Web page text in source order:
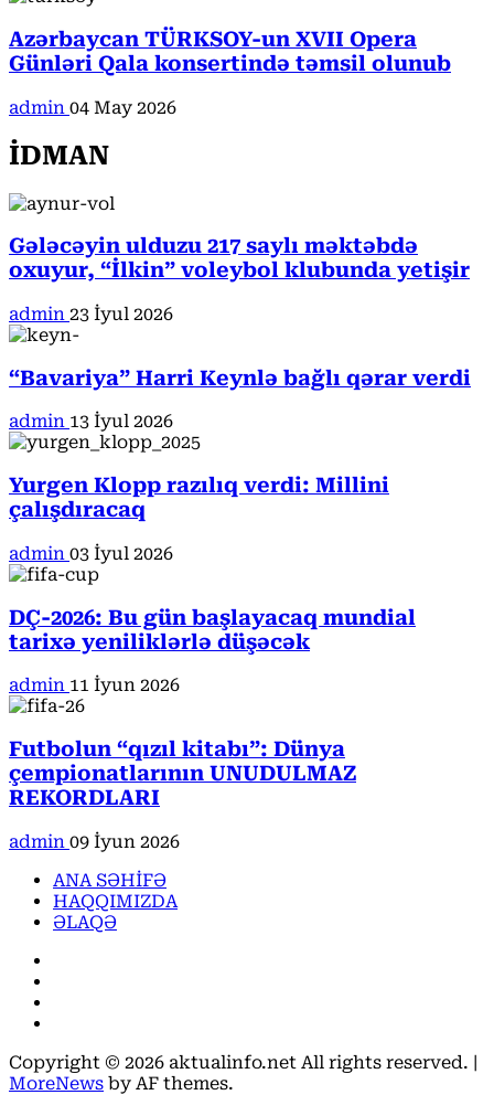
Azərbaycan TÜRKSOY-un XVII Opera
Günləri Qala konsertində təmsil olunub
admin 04 May 2026
İDMAN
Gələcəyin ulduzu 217 saylı məktəbdə
oxuyur, “İlkin” voleybol klubunda yetişir
admin 23 İyul 2026
“Bavariya” Harri Keynlə bağlı qərar verdi
admin 13 İyul 2026
Yurgen Klopp razılıq verdi: Millini
çalışdıracaq
admin 03 İyul 2026
DÇ-2026: Bu gün başlayacaq mundial
tarixə yeniliklərlə düşəcək
admin 11 İyun 2026
Futbolun “qızıl kitabı”: Dünya
çempionatlarının UNUDULMAZ
REKORDLARI
admin 09 İyun 2026
ANA SƏHİFƏ
HAQQIMIZDA
ƏLAQƏ
Copyright © 2026 aktualinfo.net All rights reserved. |
MoreNews by AF themes.